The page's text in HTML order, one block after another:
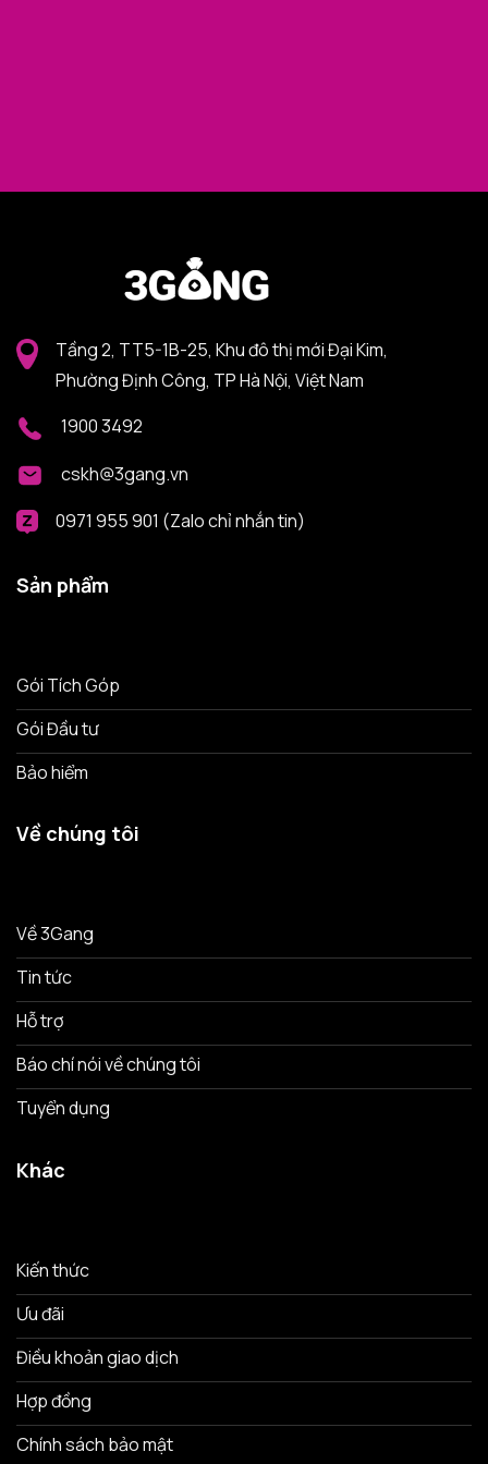
Tầng 2, TT5-1B-25, Khu đô thị mới Đại Kim,
Phường Định Công, TP Hà Nội, Việt Nam
1900 3492
cskh@3gang.vn
0971 955 901 (Zalo chỉ nhắn tin)
Sản phẩm
Gói Tích Góp
Gói Đầu tư
Bảo hiểm
Về chúng tôi
Về 3Gang
Tin tức
Hỗ trợ
Báo chí nói về chúng tôi
Tuyển dụng
Khác
Kiến thức
Ưu đãi
Điều khoản giao dịch
Hợp đồng
Chính sách bảo mật